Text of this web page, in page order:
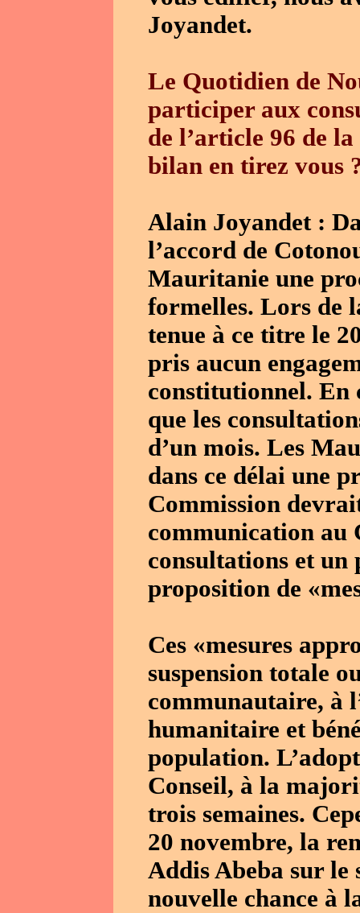
Joyandet.
Le Quotidien de
participer aux
de l’article 96 de
bilan en tirez vous
Alain Joyandet :
l’accord de
Mauritanie une
formelles. Lors de
tenue à ce titre le
pris aucun
constitutionnel. En
que les
d’un mois. Les
dans ce délai une
Commission
communication au
consultations et
proposition de
Ces «mesures
suspension totale
communautaire, à
humanitaire et
population.
Conseil, à la
trois semaines.
20 novembre, la
Addis Abeba sur le
nouvelle chance à